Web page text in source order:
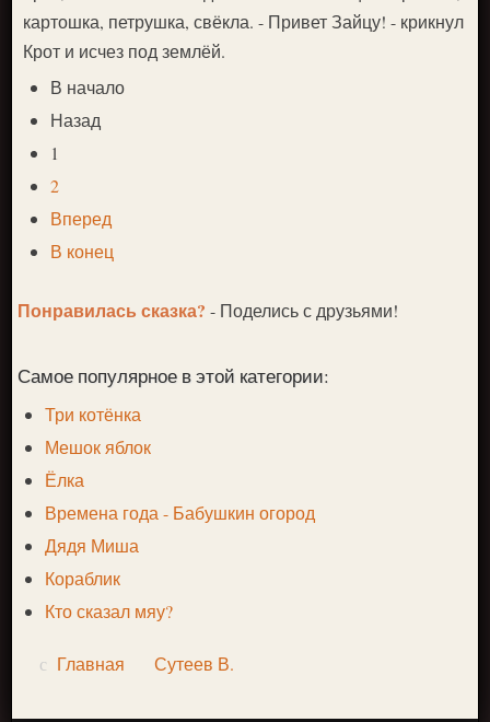
картошка, петрушка, свёкла. - Привет Зайцу! - крикнул
Крот и ис­чез под землёй.
В начало
Назад
1
2
Вперед
В конец
Понравилась сказка?- Поделись с друзьями!
Самое популярное в этой категории:
Три котёнка
Мешок яблок
Ёлка
Времена года - Бабушкин огород
Дядя Миша
Кораблик
Кто сказал мяу?
Главная Сутеев В.